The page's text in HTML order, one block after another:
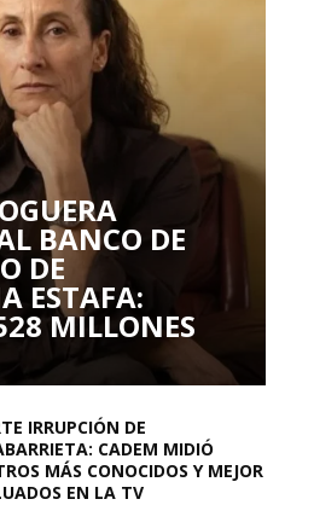
BANCO DE
DE
ESTAFA:
MILLONES
IRRUPCIÓN DE
CADEM MIDIÓ
MÁS CONOCIDOS Y MEJOR
EN LA TV